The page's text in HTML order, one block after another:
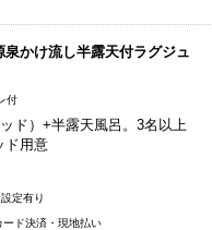
泉かけ流し半露天付ラグジュ
付
ド）+半露天風呂。3名以上
ド用意
定有り
ド決済・現地払い